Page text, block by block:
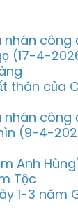
công
(17-4-
thân của
công
(9-4-
Anh
Tộc
1-3 năm